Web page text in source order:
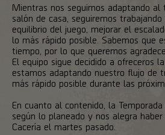
Mientras nos seguimos adaptando al
salón de casa, seguiremos
equilibrio del juego, mejorar el
lo más rápido posible. Sabemos que
tiempo, por lo que queremos
El equipo sigue decidido a ofreceros
estamos adaptando nuestro flujo de
más rápido posible durante las
En cuanto al contenido, la
según lo planeado y nos alegra
Cacería el martes pasado.